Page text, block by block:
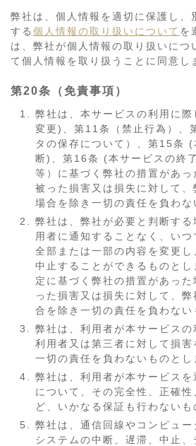
弊社は、個人情報を適切に保護し、
する 個人情報の取り扱いについて を
は、弊社が個人情報の取り扱いにつ
て個人情報を取り扱うことに同意し
第20条（免責事項）
弊社は、本サービスの利用に
変更)、第11条（禁止行為）、
タの保存について）、第15条 (
断)、第16条 (本サービスの終
等）に基づく弊社の措置があ
被った損害又は損失に対して、
場合を除き一切の責任を負わな
弊社は、弊社が必要と判断する
用者に通知することなく、い
全部または一部の内容を変更し
中止することができるものとし
定に基づく弊社の措置があっ
った損害又は損失に対して、
合を除き一切の責任を負わない
弊社は、利用者が本サービス
利用者又は第三者に対して損
一切の責任を負わないものとし
弊社は、利用者が本サービス
について、その完全性、正確
ど、いかなる保証も行わないも
弊社は、通信回線やコンピュー
システムの中断、遅滞、中止